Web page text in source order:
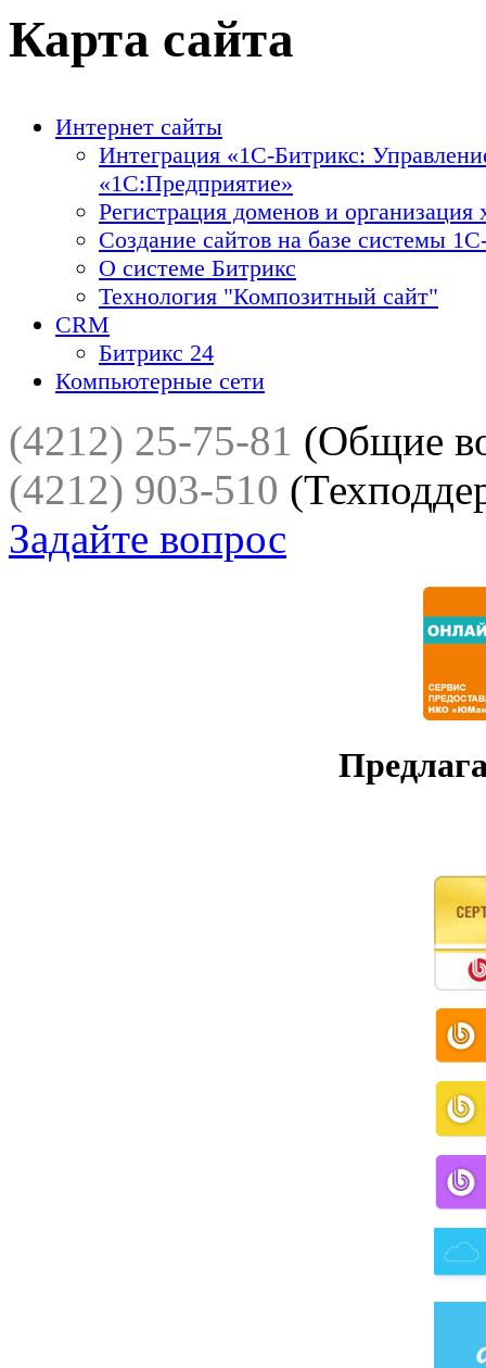
Карта сайта
Интернет сайты
Интеграция «1С-Битрикс:
«1С:Предприятие»
Регистрация доменов и организация
Создание сайтов на базе системы
О системе Битрикс
Технология "Композитный сайт"
CRM
Битрикс 24
Компьютерные сети
(4212) 25-75-81 (Общие
(4212) 903-510
Задайте вопрос